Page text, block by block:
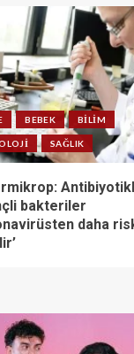
BEBEK BILIM
SAĞLIK
bakteriler
daha